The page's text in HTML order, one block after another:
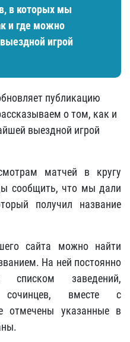
в которых мы
и где можно
игрой
публикацию
о том, как и
выездной игрой
матчей в кругу
сообщить, что мы дали
получил название
сайта можно найти
На ней постоянно
заведений,
сочинцев, вместе с
отмечены указанные в